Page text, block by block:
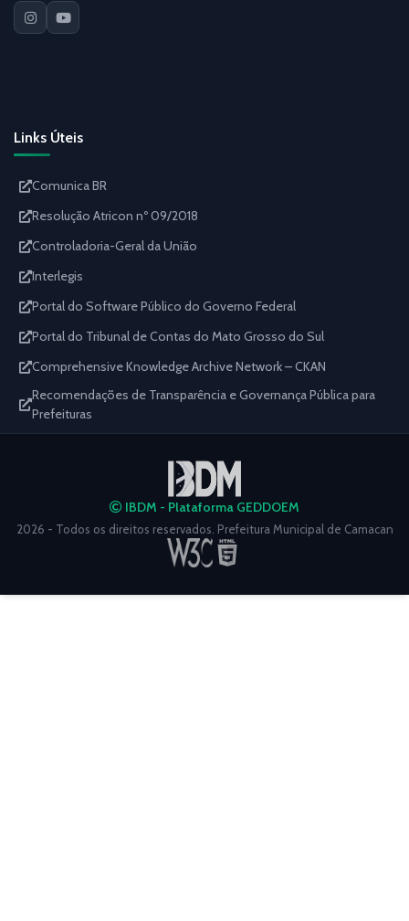
Links Úteis
Comunica BR
Resolução Atricon nº 09/2018
Controladoria-Geral da União
Interlegis
Portal do Software Público do Governo Federal
Portal do Tribunal de Contas do Mato Grosso do Sul
Comprehensive Knowledge Archive Network – CKAN
Recomendações de Transparência e Governança Pública para
Prefeituras
IBDM - Plataforma GEDDOEM
2026 - Todos os direitos reservados. Prefeitura Municipal de Camacan